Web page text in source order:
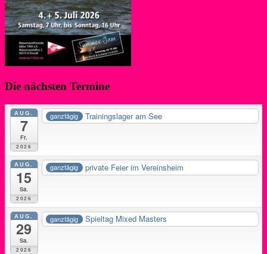
Die nächsten Termine
AUG.
7
Fr.
2026
ganztägig Trainingslager am See
AUG.
15
Sa.
2026
ganztägig private Feier im Vereinsheim
AUG.
29
Sa.
2026
ganztägig Spieltag Mixed Masters